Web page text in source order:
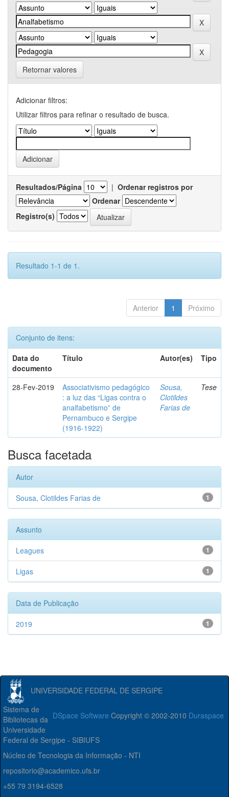
Retornar valores
Adicionar filtros:
Utilizar filtros para refinar o resultado de busca.
Resultados/Página | Ordenar registros por
Ordenar
Registro(s)
Resultado 1-1 de 1.
Anterior 1 Próximo
Conjunto de itens:
Data do
documento
Título Autor(es) Tipo
28-Fev-2019
Associativismo pedagógico
: a luz das “Ligas contra o
analfabetismo” de
Pernambuco e Sergipe
(1916-1922)
Sousa,
Clotildes
Farias de
Tese
Busca facetada
Autor
1
Sousa, Clotildes Farias de
Assunto
1
Leagues
1
Ligas
Data de Publicação
1
2019
UNIVERSIDADE FEDERAL DE SERGIPE
DSpace Software Copyright © 2002-2010 Duraspace
Sistema de
Bibliotecas da
Universidade
Federal de Sergipe - SIBIUFS
Núcleo de Tecnologia da Informação - NTI
repositorio@academico.ufs.br
+55 79 3194-6528